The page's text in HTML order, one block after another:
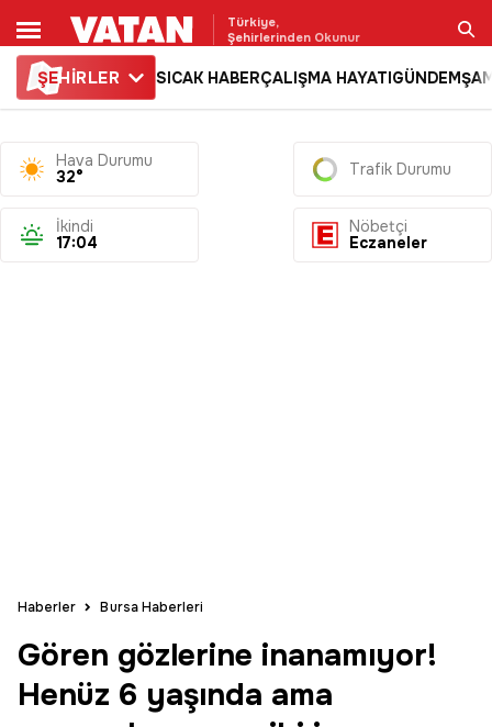
Türkiye,
Şehirlerinden Okunur
ŞEHİRLER SICAK HABERÇALIŞMA HAYATIGÜNDEM
Hava Durumu
32°
Trafik Durumu
İkindi
17:04
Nöbetçi
Eczaneler
Haberler Bursa Haberleri
Gören gözlerine inanamıyor!
Henüz 6 yaşında ama